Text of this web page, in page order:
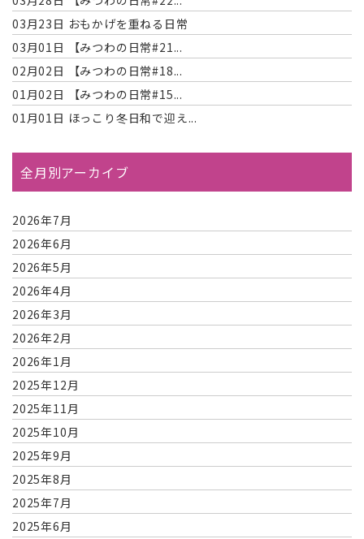
03月23日 おもかげを重ねる日常
03月01日
【みつわの日常#21...
02月02日
【みつわの日常#18...
01月02日
【みつわの日常#15...
01月01日 ほっこり冬日和で迎え...
全月別アーカイブ
2026年7月
2026年6月
2026年5月
2026年4月
2026年3月
2026年2月
2026年1月
2025年12月
2025年11月
2025年10月
2025年9月
2025年8月
2025年7月
2025年6月